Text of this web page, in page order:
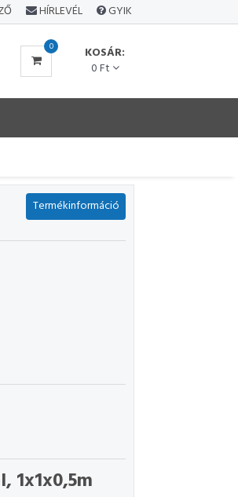
HÍRLEVÉL GYIK
0
KOSÁR:
0 Ft
Termékinformáció
1x1x0,5m